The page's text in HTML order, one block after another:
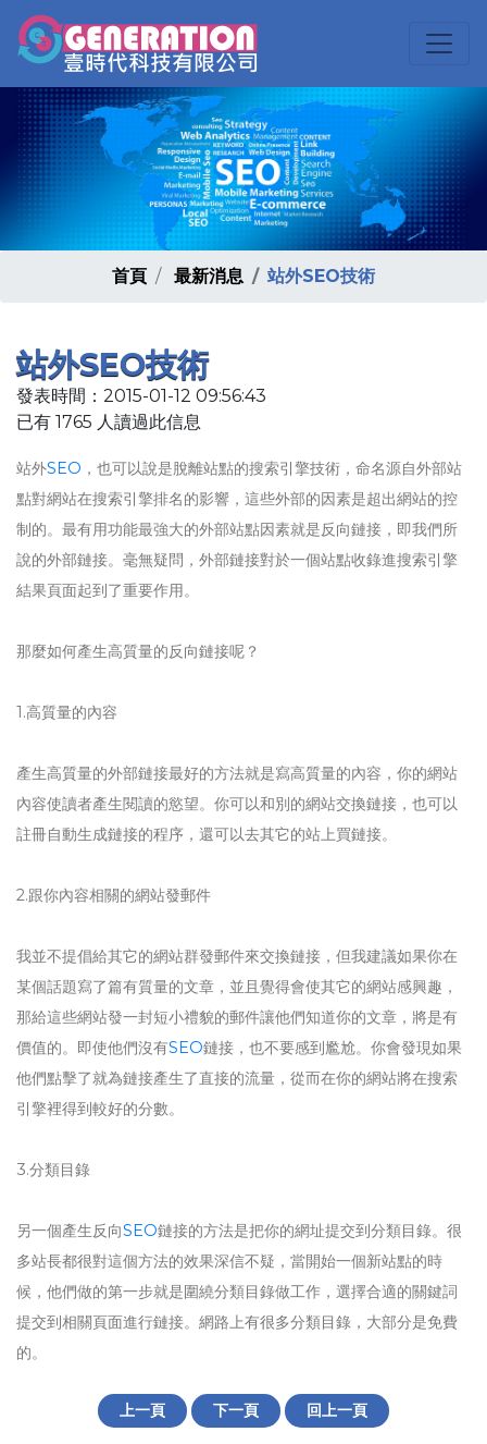
首頁 最新消息 站外SEO技術
站外SEO技術
發表時間：2015-01-12 09:56:43
已有 1765 人讀過此信息
站外SEO ，也可以說是脫離站點的搜索引擎技術，命名源自外部站
點對網站在搜索引擎排名的影響，這些外部的因素是超出網站的控
制的。最有用功能最強大的外部站點因素就是反向鏈接，即我們所
說的外部鏈接。毫無疑問，外部鏈接對於一個站點收錄進搜索引擎
結果頁面起到了重要作用。
那麼如何產生高質量的反向鏈接呢？
1.高質量的內容
產生高質量的外部鏈接最好的方法就是寫高質量的內容，你的網站
內容使讀者產生閱讀的慾望。你可以和別的網站交換鏈接，也可以
註冊自動生成鏈接的程序，還可以去其它的站上買鏈接。
2.跟你內容相關的網站發郵件
我並不提倡給其它的網站群發郵件來交換鏈接，但我建議如果你在
某個話題寫了篇有質量的文章，並且覺得會使其它的網站感興趣，
那給這些網站發一封短小禮貌的郵件讓他們知道你的文章，將是有
價值的。即使他們沒有SEO鏈接，也不要感到尷尬。你會發現如果
他們點擊了就為鏈接產生了直接的流量，從而在你的網站將在搜索
引擎裡得到較好的分數。
3.分類目錄
另一個產生反向SEO鏈接的方法是把你的網址提交到分類目錄。很
多站長都很對這個方法的效果深信不疑，當開始一個新站點的時
候，他們做的第一步就是圍繞分類目錄做工作，選擇合適的關鍵詞
提交到相關頁面進行鏈接。網路上有很多分類目錄，大部分是免費
的。
上一頁 下一頁 回上一頁